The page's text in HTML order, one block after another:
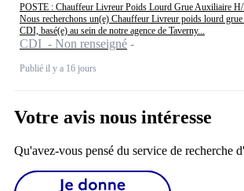
POSTE : Chauffeur Livreur Poids Lourd Grue Auxiliaire
Nous recherchons un(e) Chauffeur Livreur poids lourd
CDI, basé(e) au sein de notre agence de Taverny...
CDI - Non renseigné
Publié il y a 16 jours
Votre avis nous intéresse
Qu'avez-vous pensé du service de recherche